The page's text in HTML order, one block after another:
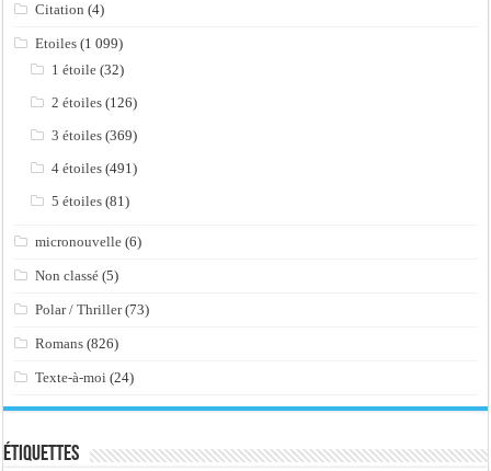
Citation (4)
Etoiles (1 099)
1 étoile (32)
2 étoiles (126)
3 étoiles (369)
4 étoiles (491)
5 étoiles (81)
micronouvelle (6)
Non classé (5)
Polar / Thriller(73)
Romans (826)
Texte-à-moi (24)
Étiquettes